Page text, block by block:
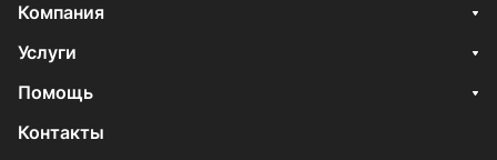
Компания
Услуги
Помощь
Контакты